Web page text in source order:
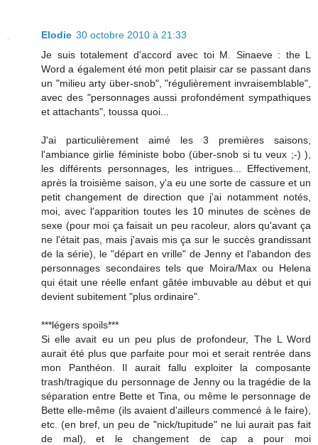
Elodie 30 octobre 2010 à 21:33
Je suis totalement d'accord avec toi M. Sinaeve : the L
Word a également été mon petit plaisir car se passant dans
un "milieu arty über-snob", "régulièrement invraisemblable",
avec des "personnages aussi profondément sympathiques
et attachants", toussa quoi...
J'ai particulièrement aimé les 3 premières saisons,
l'ambiance girlie féministe bobo (über-snob si tu veux ;-) ),
les différents personnages, les intrigues... Effectivement,
après la troisième saison, y'a eu une sorte de cassure et un
petit changement de direction que j'ai notamment notés,
moi, avec l'apparition toutes les 10 minutes de scènes de
sexe (pour moi ça faisait un peu racoleur, alors qu'avant ça
ne l'était pas, mais j'avais mis ça sur le succès grandissant
de la série), le "départ en vrille" de Jenny et l'abandon des
personnages secondaires tels que Moira/Max ou Helena
qui était une réelle enfant gâtée imbuvable au début et qui
devient subitement "plus ordinaire".
***légers spoils***
Si elle avait eu un peu plus de profondeur, The L Word
aurait été plus que parfaite pour moi et serait rentrée dans
mon Panthéon. Il aurait fallu exploiter la composante
trash/tragique du personnage de Jenny ou la tragédie de la
séparation entre Bette et Tina, ou même le personnage de
Bette elle-même (ils avaient d'ailleurs commencé à le faire),
etc. (en bref, un peu de "nick/tupitude" ne lui aurait pas fait
de mal), et le changement de cap a pour moi